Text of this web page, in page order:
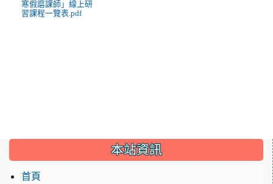
寒假磨課師」線上研
習課程一覽表.pdf
::: 本站資訊
首頁